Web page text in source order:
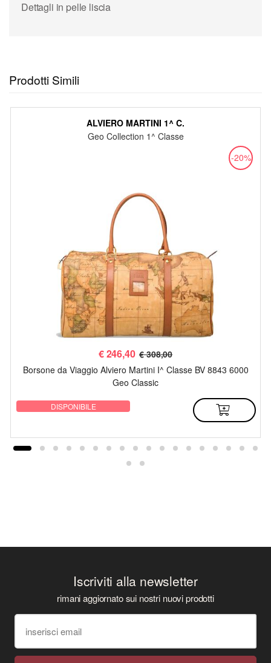
Dettagli in pelle liscia
Prodotti Simili
ALVIERO MARTINI 1^ C.
Geo Collection 1^ Classe
-20%
€246,40 € 308,00
Borsone da Viaggio Alviero Martini I^ Classe BV 8843 6000
Geo Classic
DISPONIBILE
Iscriviti alla newsletter
rimani aggiornato sui nostri nuovi prodotti